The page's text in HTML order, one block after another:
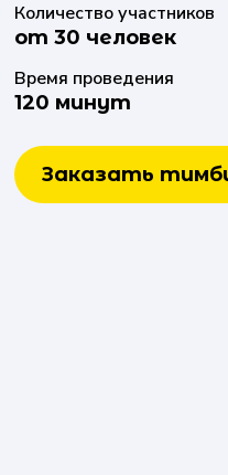
Количество участников
от 30 человек
Время проведения
120 минут
Заказать